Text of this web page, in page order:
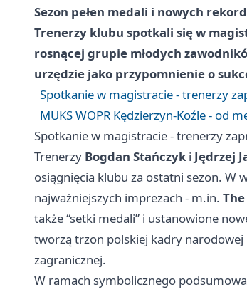
Sezon pełen medali i nowych
Trenerzy klubu spotkali się w
rosnącej grupie młodych
urzędzie jako przypomnienie o
Spotkanie w magistracie - trenerzy
MUKS WOPR Kędzierzyn-Koźle - od
Spotkanie w magistracie - trenerzy
Trenerzy Bogdan Stańczyk i Jędrzej
osiągnięcia klubu za ostatni sezon. W
najważniejszych imprezach - m.in.
także “setki medali” i ustanowione
tworzą trzon polskiej kadry
zagranicznej.
W ramach symbolicznego